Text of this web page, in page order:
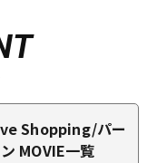
Shopping/パー
MOVIE一覧